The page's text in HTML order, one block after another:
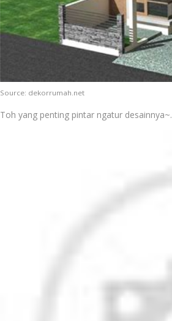
Source: dekorrumah.net
Toh yang penting pintar ngatur desainnya~.